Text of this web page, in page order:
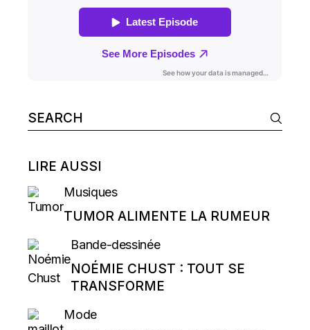
Search
for:
LIRE AUSSI
Musiques
TUMOR ALIMENTE LA RUMEUR
Bande-dessinée
NOÉMIE CHUST : TOUT SE
TRANSFORME
Mode